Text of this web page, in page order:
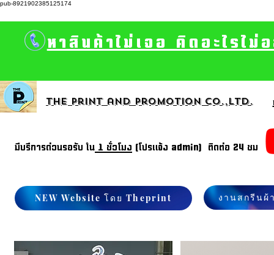
pub-8921902385125174
หาสินค้าไม่เจอ คิดอะไรไ
The print and promotion CO.,Ltd.
มีบรีการด่วนรอรับ ใน 1 ชั่วโมง (โปรแจ้ง admin) ติดต่อ 24 ชม
NEW Website โดย Theprint งานสกรีนผ้